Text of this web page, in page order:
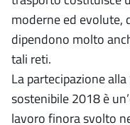
moderne ed evolute,
dipendono molto
tali reti.
La partecipazione
sostenibile 2018 è
lavoro finora svolto